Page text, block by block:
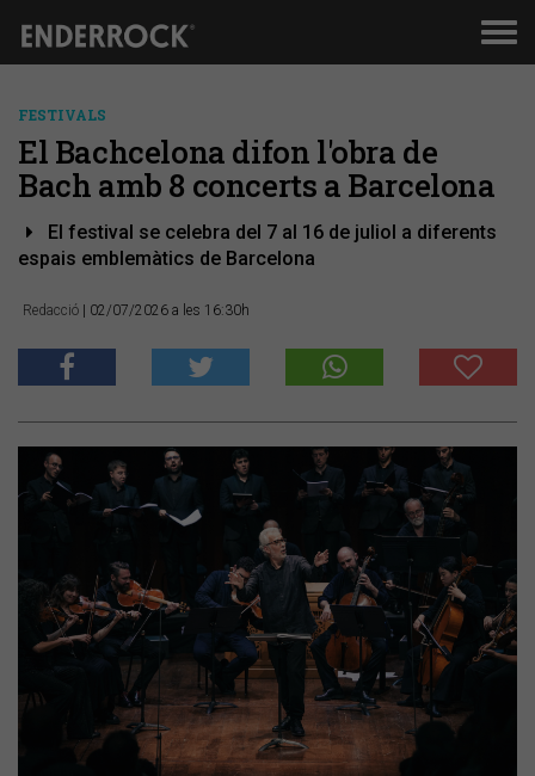
FESTIVALS
El Bachcelona difon l'obra de
Bach amb 8 concerts a Barcelona
El festival se celebra del 7 al 16 de juliol a diferents
espais emblemàtics de Barcelona
Redacció | 02/07/2026 a les 16:30h